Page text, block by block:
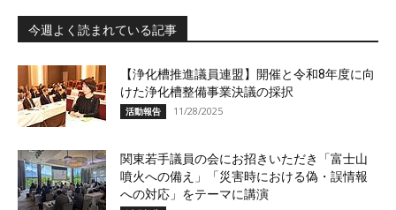
今週よく読まれている記事
【浄化槽推進議員連盟】開催と令和8年度に向
けた浄化槽整備事業決議の採択
活動報告 11/28/2025
関東若手議員の会にお招きいただき「富士山
噴火への備え」「災害時における偽・誤情報
への対応」をテーマに講演